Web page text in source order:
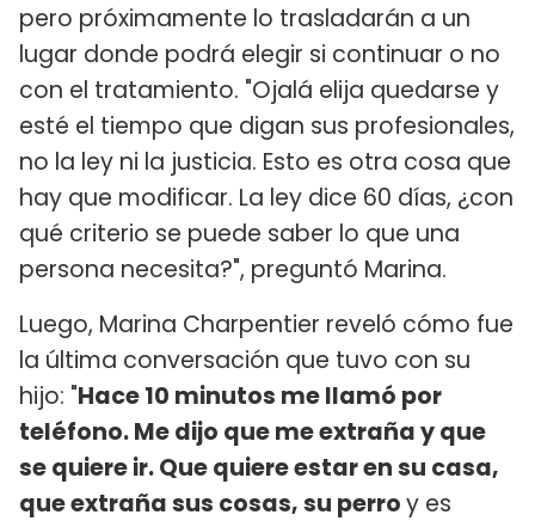
pero próximamente lo trasladarán a un
lugar donde podrá elegir si continuar o no
con el tratamiento. "Ojalá elija quedarse y
esté el tiempo que digan sus profesionales,
no la ley ni la justicia. Esto es otra cosa que
hay que modificar. La ley dice 60 días, ¿con
qué criterio se puede saber lo que una
persona necesita?", preguntó Marina.
Luego, Marina Charpentier reveló cómo fue
la última conversación que tuvo con su
hijo: "Hace 10 minutos me llamó por
teléfono. Me dijo que me extraña y que
se quiere ir. Que quiere estar en su casa,
que extraña sus cosas, su perroy es